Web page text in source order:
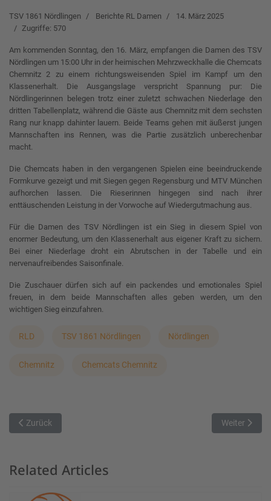
TSV 1861 Nördlingen Berichte RL Damen
14. März 2025
Zugriffe: 570
Am kommenden Sonntag, den 16. März, empfangen die Damen des TSV
Nördlingen um 15:00 Uhr in der heimischen Mehrzweckhalle die Chemcats
Chemnitz 2 zu einem richtungsweisenden Spiel im Kampf um den
Klassenerhalt. Die Ausgangslage verspricht Spannung pur: Die
Nördlingerinnen belegen trotz einer zuletzt schwachen Niederlage den
dritten Tabellenplatz, während die Gäste aus Chemnitz mit dem sechsten
Rang nur knapp dahinter lauern. Beide Teams gehen mit äußerst jungen
Mannschaften ins Rennen, was die Partie zusätzlich unberechenbar
macht.
Die Chemcats haben in den vergangenen Spielen eine beeindruckende
Formkurve gezeigt und mit Siegen gegen Regensburg und MTV München
aufhorchen lassen. Die Rieserinnen hingegen sind nach ihrer
enttäuschenden Leistung in der Vorwoche auf Wiedergutmachung aus.
Für die Damen des TSV Nördlingen ist ein Sieg in diesem Spiel von
enormer Bedeutung, um den Klassenerhalt aus eigener Kraft zu sichern.
Bei einer Niederlage droht ein Abrutschen in der Tabelle und ein
nervenaufreibendes Saisonfinale.
Die Zuschauer dürfen sich auf ein packendes und emotionales Spiel
freuen, in dem beide Mannschaften alles geben werden, um den
wichtigen Sieg einzufahren.
RLD TSV 1861 Nördlingen Nördlingen
Chemnitz Chemcats Chemnitz
Vorheriger Beitrag: Härtetest Nummer 1
Zurück Nächster
Weiter
Related Articles